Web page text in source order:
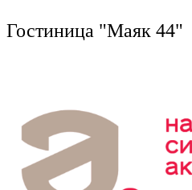
Гостиница "Маяк 44"